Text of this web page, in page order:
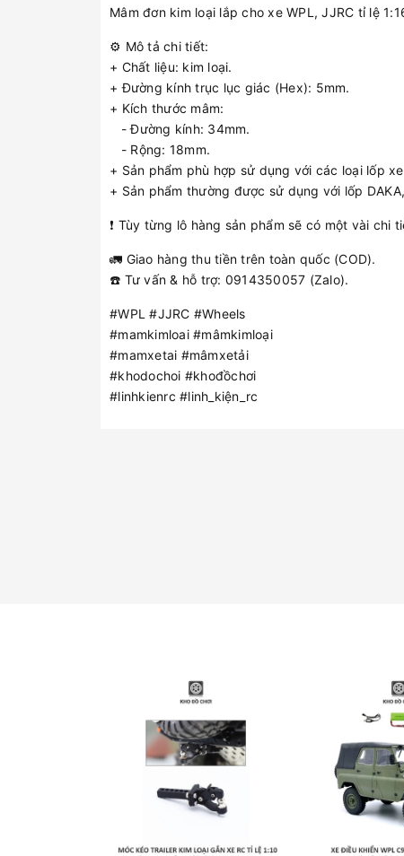
Mâm đơn kim loại lắp cho xe WPL, JJRC tỉ lệ
⚙️ Mô tả chi tiết:
+ Chất liệu: kim loại.
+ Đường kính trục lục giác (Hex): 5mm.
+ Kích thước mâm:
- Đường kính: 34mm.
- Rộng: 18mm.
+ Sản phẩm phù hợp sử dụng với các loại lốp
+ Sản phẩm thường được sử dụng với lốp
❗️ Tùy từng lô hàng sản phẩm sẽ có một vài
🚛 Giao hàng thu tiền trên toàn quốc (COD).
☎️ Tư vấn & hỗ trợ: 0914350057 (Zalo).
#WPL #JJRC #Wheels
#mamkimloai #mâmkimloại
#mamxetai #mâmxetải
#khodochoi #khođồchơi
#linhkienrc #linh_kiện_rc